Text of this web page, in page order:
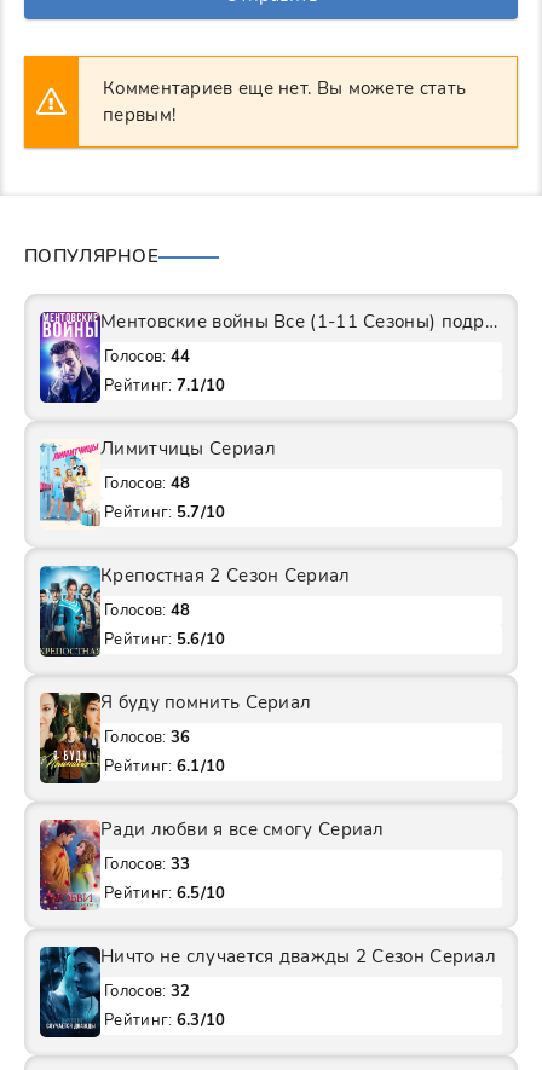
Комментариев еще нет. Вы можете стать
первым!
ПОПУЛЯРНОЕ
Ментовские войны Все (1-11 Сезоны) подряд Сериал
Голосов: 44
Рейтинг: 7.1/10
Лимитчицы Сериал
Голосов: 48
Рейтинг: 5.7/10
Крепостная 2 Сезон Сериал
Голосов: 48
Рейтинг: 5.6/10
Я буду помнить Сериал
Голосов: 36
Рейтинг: 6.1/10
Ради любви я все смогу Сериал
Голосов: 33
Рейтинг: 6.5/10
Ничто не случается дважды 2 Сезон Сериал
Голосов: 32
Рейтинг: 6.3/10